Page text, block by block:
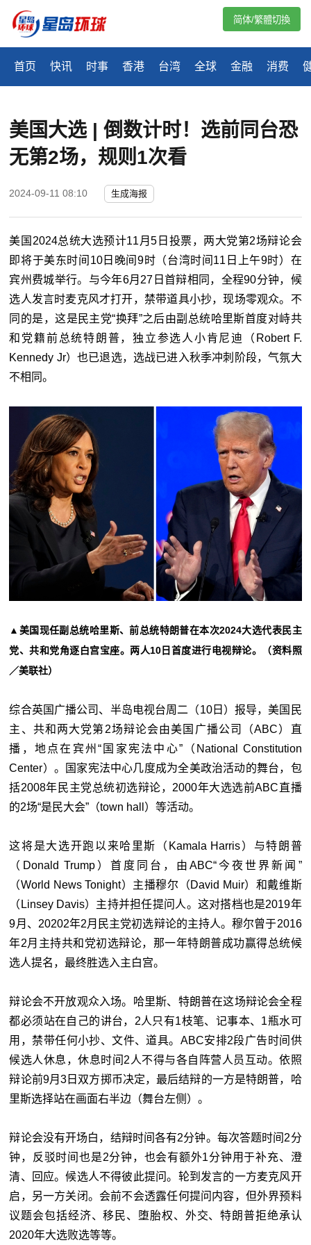
首页 快讯 时事 香港 台湾 全球 金融 消费
简体/繁體切換
美国大选 | 倒数计时！选前同台恐
无第2场，规则1次看
2024-09-11 08:10 生成海报
美国2024总统大选预计11月5日投票，两大党第2场辩论会
即将于美东时间10日晚间9时（台湾时间11日上午9时）在
宾州费城举行。与今年6月27日首辩相同，全程90分钟，候
选人发言时麦克风才打开，禁带道具小抄，现场零观众。不
同的是，这是民主党“换拜”之后由副总统哈里斯首度对峙共
和党籍前总统特朗普，独立参选人小肯尼迪（Robert F.
Kennedy Jr）也已退选，选战已进入秋季冲刺阶段，气氛大
不相同。
▲美国现任副总统哈里斯、前总统特朗普在本次2024大选代表民主
党、共和党角逐白宫宝座。两人10日首度进行电视辩论。（资料照
／美联社）
综合英国广播公司、半岛电视台周二（10日）报导，美国民
主、共和两大党第2场辩论会由美国广播公司（ABC）直
播，地点在宾州“国家宪法中心”（National Constitution
Center）。国家宪法中心几度成为全美政治活动的舞台，包
括2008年民主党总统初选辩论，2000年大选选前ABC直播
的2场“是民大会”（town hall）等活动。
这将是大选开跑以来哈里斯（Kamala Harris）与特朗普
（Donald Trump）首度同台，由ABC“今夜世界新闻”
（World News Tonight）主播穆尔（David Muir）和戴维斯
（Linsey Davis）主持并担任提问人。这对搭档也是2019年
9月、20202年2月民主党初选辩论的主持人。穆尔曾于2016
年2月主持共和党初选辩论，那一年特朗普成功赢得总统候
选人提名，最终胜选入主白宫。
辩论会不开放观众入场。哈里斯、特朗普在这场辩论会全程
都必须站在自己的讲台，2人只有1枝笔、记事本、1瓶水可
用，禁带任何小抄、文件、道具。ABC安排2段广告时间供
候选人休息，休息时间2人不得与各自阵营人员互动。依照
辩论前9月3日双方掷币决定，最后结辩的一方是特朗普，哈
里斯选择站在画面右半边（舞台左侧）。
辩论会没有开场白，结辩时间各有2分钟。每次答题时间2分
钟，反驳时间也是2分钟，也会有额外1分钟用于补充、澄
清、回应。候选人不得彼此提问。轮到发言的一方麦克风开
启，另一方关闭。会前不会透露任何提问内容，但外界预料
议题会包括经济、移民、堕胎权、外交、特朗普拒绝承认
2020年大选败选等等。